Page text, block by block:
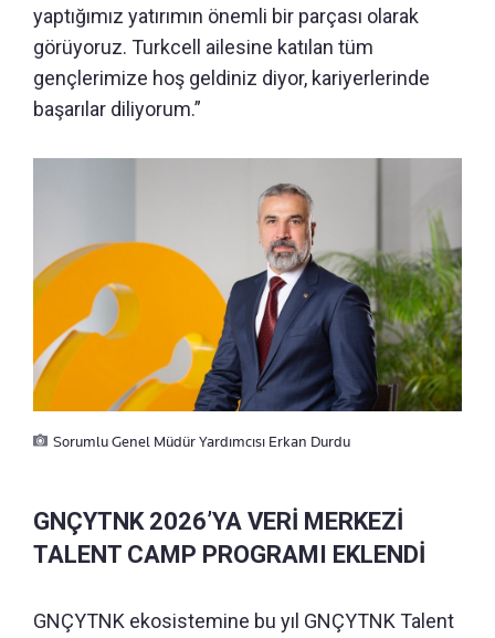
yaptığımız yatırımın önemli bir parçası olarak
görüyoruz. Turkcell ailesine katılan tüm
gençlerimize hoş geldiniz diyor, kariyerlerinde
başarılar diliyorum.”
Sorumlu Genel Müdür Yardımcısı Erkan Durdu
GNÇYTNK 2026’YA VERİ MERKEZİ
TALENT CAMP PROGRAMI EKLENDİ
GNÇYTNK ekosistemine bu yıl GNÇYTNK Talent